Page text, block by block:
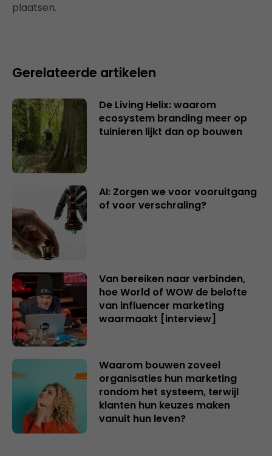
plaatsen.
Gerelateerde artikelen
De Living Helix: waarom
ecosystem branding meer op
tuinieren lijkt dan op bouwen
AI: Zorgen we voor vooruitgang
of voor verschraling?
Van bereiken naar verbinden,
hoe World of WOW de belofte
van influencer marketing
waarmaakt [interview]
Waarom bouwen zoveel
organisaties hun marketing
rondom het systeem, terwijl
klanten hun keuzes maken
vanuit hun leven?